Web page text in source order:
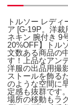
トルソー レデ
ア [G-19P。洋
ネキン 腕付き 9
20%OFF】トル
文​数ある商品の
す！上品なアン
洋服の出品用撮
ストールを飾る
のような空間に
定感も抜群です
場所の移動もラ